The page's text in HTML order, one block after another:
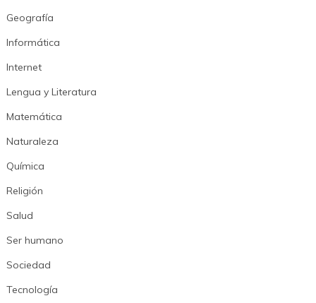
Geografía
Informática
Internet
Lengua y Literatura
Matemática
Naturaleza
Química
Religión
Salud
Ser humano
Sociedad
Tecnología